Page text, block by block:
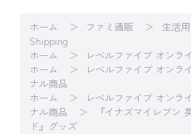
ホーム ファミ通販 生活
Shipping
ホーム
レベルファイブ オンラ
ホーム
レベルファイブ オンラ
ナル商品
ホーム
レベルファイブ オンラ
ナル商品
『イナズマイレブン
ド』グッズ